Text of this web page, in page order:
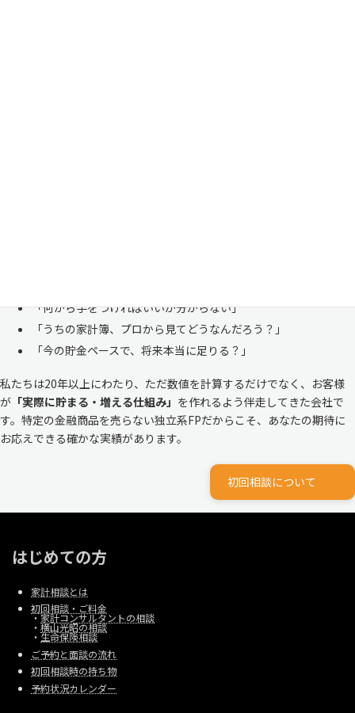
「何から手をつければいいか分からない」
「うちの家計簿、プロから見てどうなんだろう？」
「今の貯金ペースで、将来本当に足りる？」
私たちは20年以上にわたり、ただ数値を計算するだけでなく、お客様
が 「実際に貯まる・増える仕組み」 を作れるよう伴走してきた会社で
す。特定の金融商品を売らない独立系FPだからこそ、あなたの期待に
お応えできる確かな実績があります。
初回相談について
はじめての方
家計相談とは
初回相談・ご料金
・家計コンサルタントの相談
・ 横山光昭の相談
・ 生命保険相談
ご予約と面談の流れ
初回相談時の持ち物
予約状況カレンダー